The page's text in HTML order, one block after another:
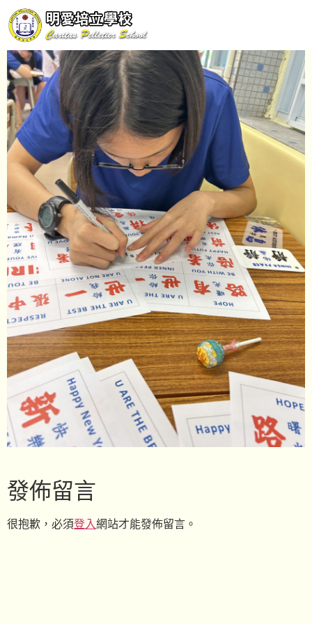
發佈留言
很抱歉，必須登入網站才能發佈留言。